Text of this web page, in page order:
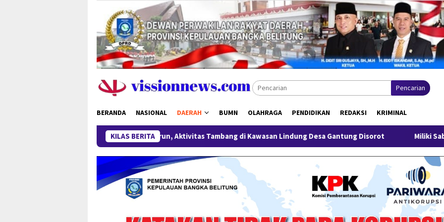
konten
Pencarian
BERANDA NASIONAL DAERAH BUMN OLAHRAGA PENDIDIKAN REDAKSI KRIMINAL
KILAS BERITA
Harga Timah Turun, Aktivitas Tambang di Kawasan Lindung Desa Gantung Disorot Miliki Sabu 50 Gram, IRT di